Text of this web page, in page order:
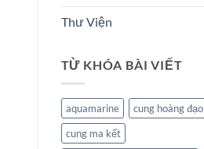
Thư Viện
TỪ KHÓA BÀI VIẾT
aquamarine
cung hoàng đạo
cung ma kết